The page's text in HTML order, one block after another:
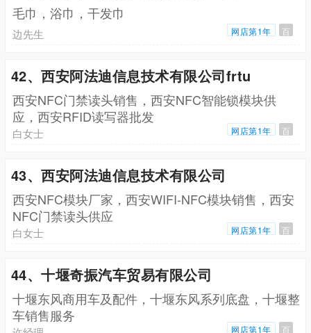
毛巾，浴巾，干发巾
边先生 网店第1年 百
42、西安阿法迪信息技术有限公司frtu
西安NFC门禁读头销售，西安NFC智能锁模块供
应，西安RFID读写器批发
白女士 网店第1年 百
43、西安阿法迪信息技术有限公司
西安NFC模块厂家，西安WIFI-NFC模块销售，西安
NFC门禁读头供应
白女士 网店第1年 百
44、十堰奇振汽车贸易有限公司
十堰东风商用车及配件，十堰东风系列底盘，十堰整
车销售服务
网店第1年 百